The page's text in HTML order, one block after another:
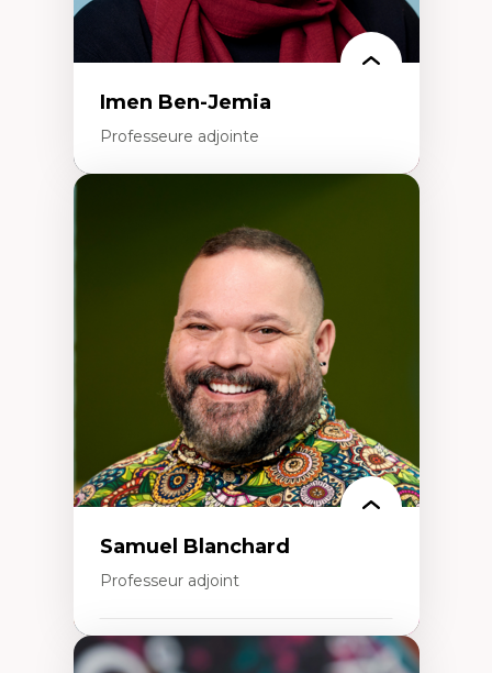
Imen Ben-Jemia
Professeure adjointe
Discours sur la ville et représentations
Mosquées, formes et usages au Canada
Reconnaissance et représentations des
communautés immigrantes dans l'espace
Design architectural et urbain
Patrimoine et patrimonialisation
Études postcoloniales et décolonisation des
savoirs
Samuel Blanchard
Professeur adjoint
Expertises